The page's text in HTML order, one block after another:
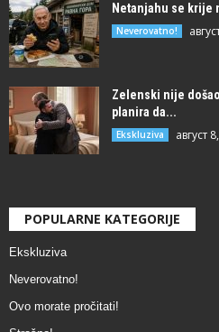
Netanjahu se krije
Neverovatno!
Zelenski nije
planira da...
Ekskluziva август
POPULARNE KATEGORIJE
Ekskluziva
Neverovatno!
Ovo morate pročitati!